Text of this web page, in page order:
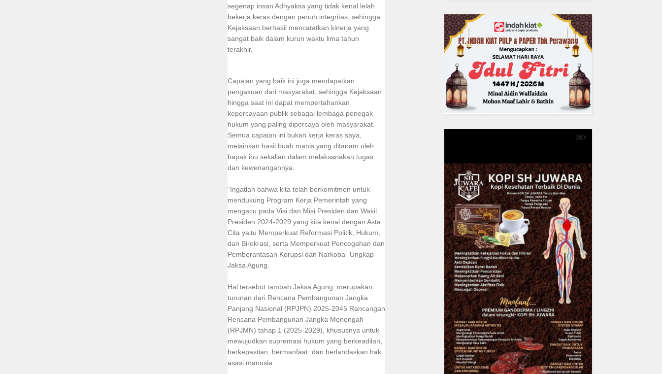
segenap insan Adhyaksa yang tidak kenal lelah
bekerja keras dengan penuh integritas, sehingga
Kejaksaan berhasil mencatatkan kinerja yang
sangat baik dalam kurun waktu lima tahun
terakhir.
Capaian yang baik ini juga mendapatkan
pengakuan dari masyarakat, sehingga Kejaksaan
hingga saat ini dapat mempertahankan
kepercayaan publik sebagai lembaga penegak
hukum yang paling dipercaya oleh masyarakat.
Semua capaian ini bukan kerja keras saya,
melainkan hasil buah manis yang ditanam oleh
bapak ibu sekalian dalam melaksanakan tugas
dan kewenangannya.
“Ingatlah bahwa kita telah berkomitmen untuk
mendukung Program Kerja Pemerintah yang
mengacu pada Visi dan Misi Presiden dan Wakil
Presiden 2024-2029 yang kita kenal dengan Asta
Cita yaitu Memperkuat Reformasi Politik, Hukum,
dan Birokrasi, serta Memperkuat Pencegahan dan
Pemberantasan Korupsi dan Narkoba” Ungkap
Jaksa Agung.
Hal tersebut tambah Jaksa Agung, merupakan
turunan dari Rencana Pembangunan Jangka
Panjang Nasional (RPJPN) 2025-2045 Rancangan
Rencana Pembangunan Jangka Menengah
(RPJMN) tahap 1 (2025-2029), khususnya untuk
mewujudkan supremasi hukum yang berkeadilan,
berkepastian, bermanfaat, dan berlandaskan hak
asasi manusia.